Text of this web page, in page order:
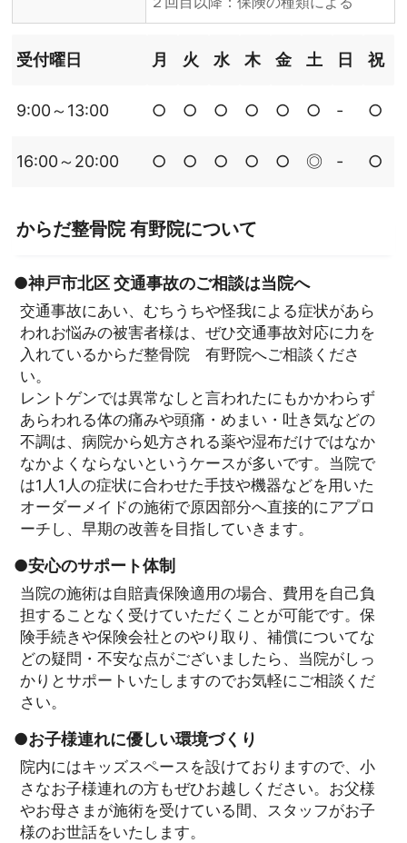
受付曜日 月 火 水 木 金 土 日 祝
9:00～13:00 ○ ○ ○ ○ ○ ○ ‐ ○
16:00～20:00 ○ ○ ○ ○ ○ ◎ ‐ ○
からだ整骨院 有野院について
●神戸市北区 交通事故のご相談は当院へ
交通事故にあい、むちうちや怪我による症状があら
われお悩みの被害者様は、ぜひ交通事故対応に力を
入れているからだ整骨院 有野院へご相談くださ
い。
レントゲンでは異常なしと言われたにもかかわらず
あらわれる体の痛みや頭痛・めまい・吐き気などの
不調は、病院から処方される薬や湿布だけではなか
なかよくならないというケースが多いです。当院で
は1人1人の症状に合わせた手技や機器などを用いた
オーダーメイドの施術で原因部分へ直接的にアプロ
ーチし、早期の改善を目指していきます。
●安心のサポート体制
当院の施術は自賠責保険適用の場合、費用を自己負
担することなく受けていただくことが可能です。保
険手続きや保険会社とのやり取り、補償についてな
どの疑問・不安な点がございましたら、当院がしっ
かりとサポートいたしますのでお気軽にご相談くだ
さい。
●お子様連れに優しい環境づくり
院内にはキッズスペースを設けておりますので、小
さなお子様連れの方もぜひお越しください。お父様
やお母さまが施術を受けている間、スタッフがお子
様のお世話をいたします。